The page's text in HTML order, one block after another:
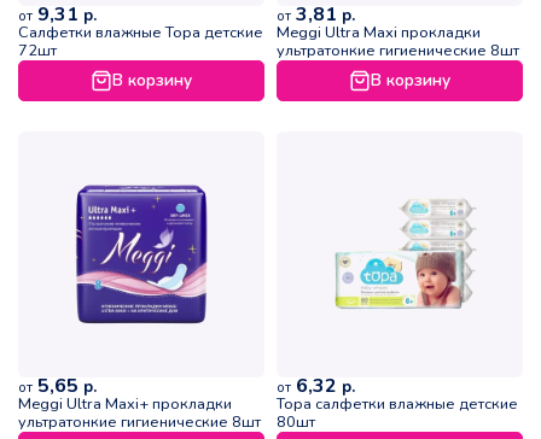
от 9,31 р.
Салфетки влажные Topa детские
72шт
В корзину
от 3,81 р.
Meggi Ultra Maxi прокладки
ультратонкие гигиенические 8шт
В корзину
от 5,65 р.
Meggi Ultra Maxi+ прокладки
ультратонкие гигиенические 8шт
от 6,32 р.
Topa салфетки влажные детские
80шт